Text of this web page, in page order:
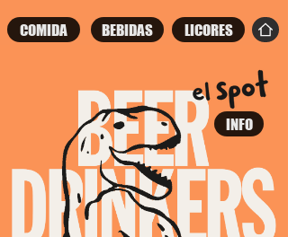
COMIDA BEBIDAS LICORES
INFO